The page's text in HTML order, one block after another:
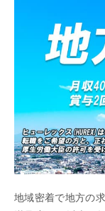
地域密着で地方の